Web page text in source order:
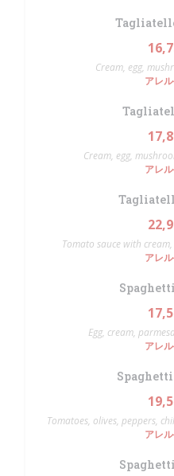
Cream, egg,
アレ
Cream, egg,
アレ
Tomato sauce with
アレ
Egg, cream,
アレ
Tomatoes, olives, peppers,
アレ